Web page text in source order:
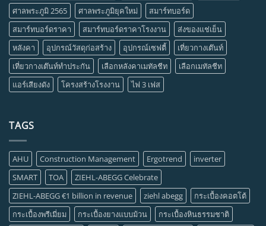
ศาลพระภูมิ 2565
ศาลพระภูมิยุคใหม่
สมาร์ทบอร์ด
สมาร์ทบอร์ดราคา
สมาร์ทบอร์ดราคาโรงงาน
ส่งของแช่เย็น
หลังคา
อุปกรณ์วัสดุก่อสร้าง อุปกรณ์เซฟตี้
เที่ยวกางเต๊นท์
เที่ยวกางเต๊นท์ทำประกัน
เลือกหลังคาเมทัลชีท
เลือกเมทัลชีท
แอร์เสียงดัง
โครงสร้างโรงงาน ไฟ 3 เฟส
TAGS
AHU Construction Management Ergotrend
inverter
SMART
TOA
ZIEHL-ABEGG Celebrate
ZIEHL-ABEGG €1 billion in revenue
ziehl abegg
กระเบื้องคอตโต้
กระเบื้องพรีเมี่ยม
กระเบื้องยางแบบม้วน
กระเบื้องหินธรรมชาติ